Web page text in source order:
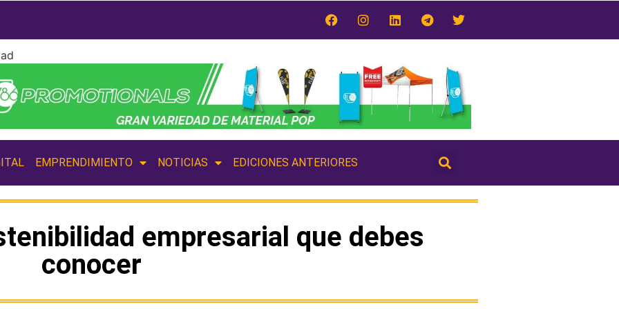
EMPRENDIMIENTO NOTICIAS EDICIONES ANTERIORES
empresarial que debes
conocer